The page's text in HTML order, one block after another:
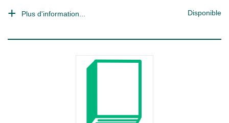
Plus d'information... Disponible